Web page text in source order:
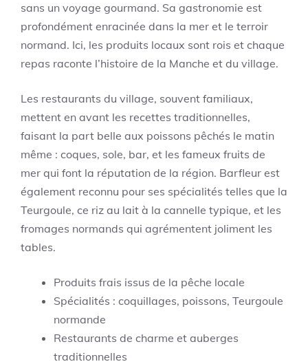
sans un voyage gourmand. Sa gastronomie est
profondément enracinée dans la mer et le terroir
normand. Ici, les produits locaux sont rois et chaque
repas raconte l’histoire de la Manche et du village.
Les restaurants du village, souvent familiaux,
mettent en avant les recettes traditionnelles,
faisant la part belle aux poissons pêchés le matin
même : coques, sole, bar, et les fameux fruits de
mer qui font la réputation de la région. Barfleur est
également reconnu pour ses spécialités telles que la
Teurgoule, ce riz au lait à la cannelle typique, et les
fromages normands qui agrémentent joliment les
tables.
Produits frais issus de la pêche locale
Spécialités : coquillages, poissons, Teurgoule
normande
Restaurants de charme et auberges
traditionnelles